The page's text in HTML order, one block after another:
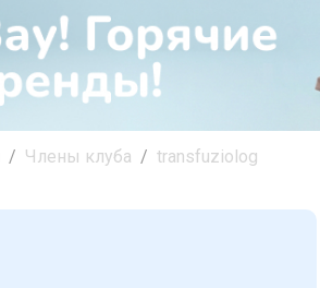
Члены клуба transfuziolog